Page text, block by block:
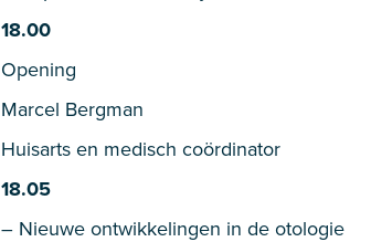
18.00
Opening
Marcel Bergman
Huisarts en medisch coördinator
18.05
– Nieuwe ontwikkelingen in de otologie